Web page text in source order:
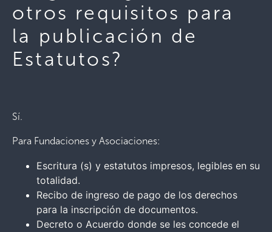
otros requisitos para
la publicación de
Estatutos?
Sí.
Para Fundaciones y Asociaciones:
Escritura (s) y estatutos impresos, legibles en su
totalidad.
Recibo de ingreso de pago de los derechos
para la inscripción de documentos.
Decreto o Acuerdo donde se les concede el